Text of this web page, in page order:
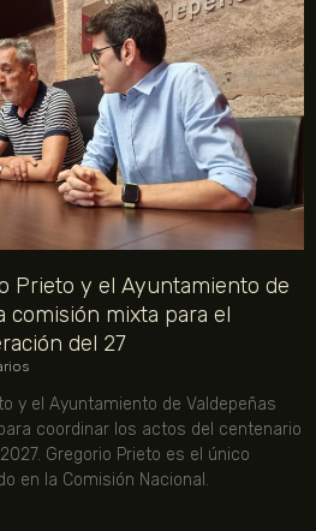
Prieto y el Ayuntamiento de
comisión mixta para el
del 27
y el Ayuntamiento de Valdepeñas
coordinar los actos del centenario
Gregorio Prieto es el único
en la Comisión Nacional.